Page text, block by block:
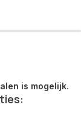
is mogelijk.